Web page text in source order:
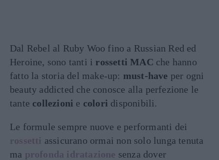
Dal Rebel al Ruby Woo fino a Russian Red ed
Heroine, sono tanti i rossetti MAC che hanno
fatto la storia del make-up: must-have per ogni
beauty addicted che conosce alla perfezione le
tante collezioni e colori disponibili.
Le formule sempre nuove e performanti dei
rossetti assicurano ormai non solo lunga tenuta
ma profonda idratazione senza dover